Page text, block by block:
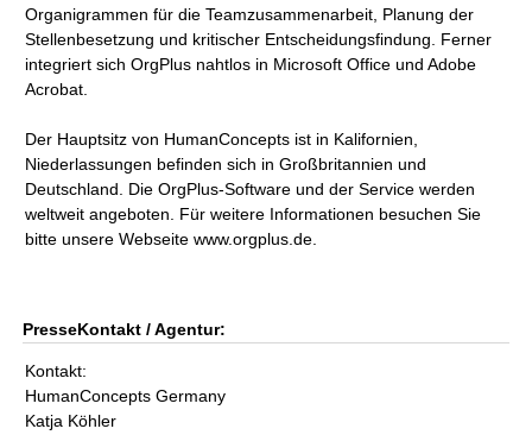
Organigrammen für die Teamzusammenarbeit, Planung der
Stellenbesetzung und kritischer Entscheidungsfindung. Ferner
integriert sich OrgPlus nahtlos in Microsoft Office und Adobe
Acrobat.
Der Hauptsitz von HumanConcepts ist in Kalifornien,
Niederlassungen befinden sich in Großbritannien und
Deutschland. Die OrgPlus-Software und der Service werden
weltweit angeboten. Für weitere Informationen besuchen Sie
bitte unsere Webseite www.orgplus.de.
PresseKontakt / Agentur:
Kontakt:
HumanConcepts Germany
Katja Köhler